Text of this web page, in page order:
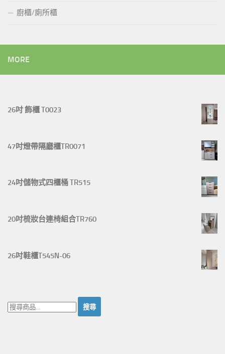
廚櫃/廁所櫃
MORE
26吋 飾櫃 T0023
47吋燈帶隔廳櫃TR0071
24吋儲物式四櫃桶 TR515
20吋梳妝台連椅組合TR760
26吋鞋櫃T545N-06
搜
尋：